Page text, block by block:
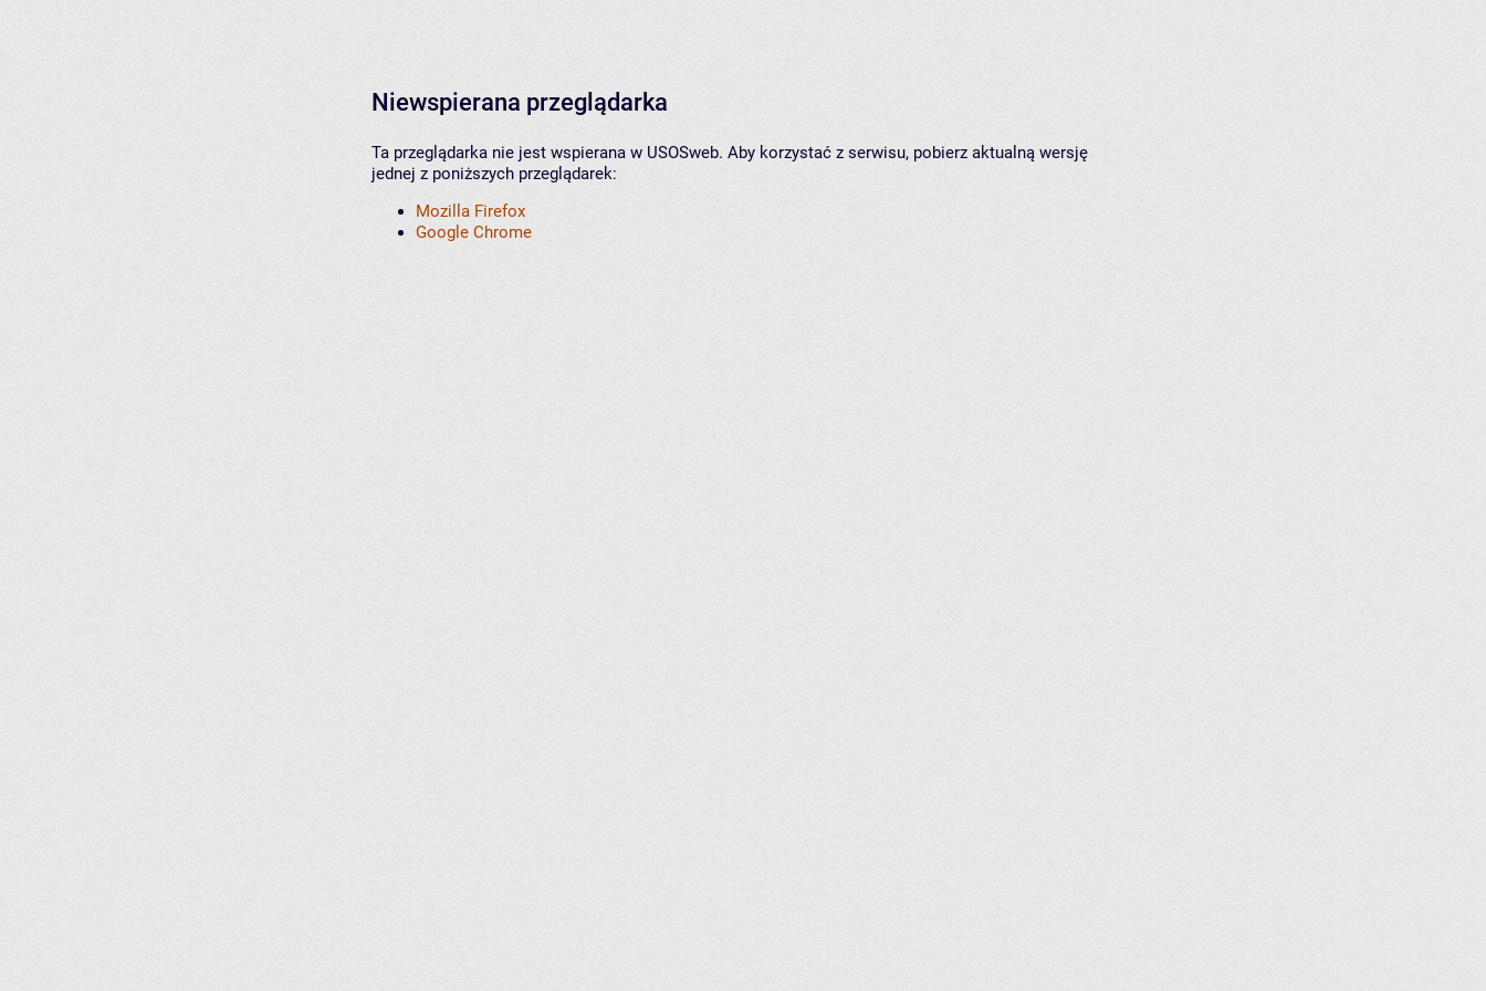
Niewspierana przeglądarka
Ta przeglądarka nie jest wspierana w USOSweb. Aby korzystać z serwisu, pobierz aktualną wersję
jednej z poniższych przeglądarek:
Mozilla Firefox
Google Chrome